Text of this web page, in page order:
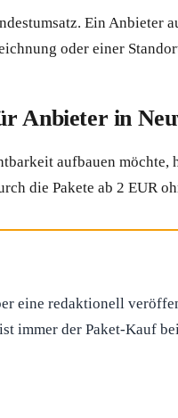
Ein Anbieter
oder einer
Anbieter in
aufbauen
die Pakete ab 2 EUR
eine redaktionell
immer der Paket-Kauf